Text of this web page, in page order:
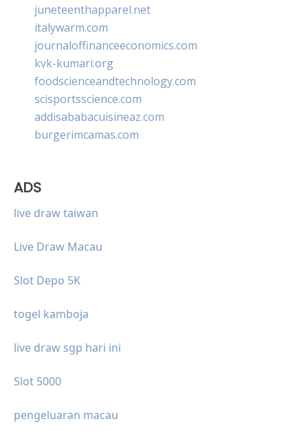
juneteenthapparel.net
italywarm.com
journaloffinanceeconomics.com
kvk-kumari.org
foodscienceandtechnology.com
scisportsscience.com
addisababacuisineaz.com
burgerimcamas.com
ADS
live draw taiwan
Live Draw Macau
Slot Depo 5K
togel kamboja
live draw sgp hari ini
Slot 5000
pengeluaran macau